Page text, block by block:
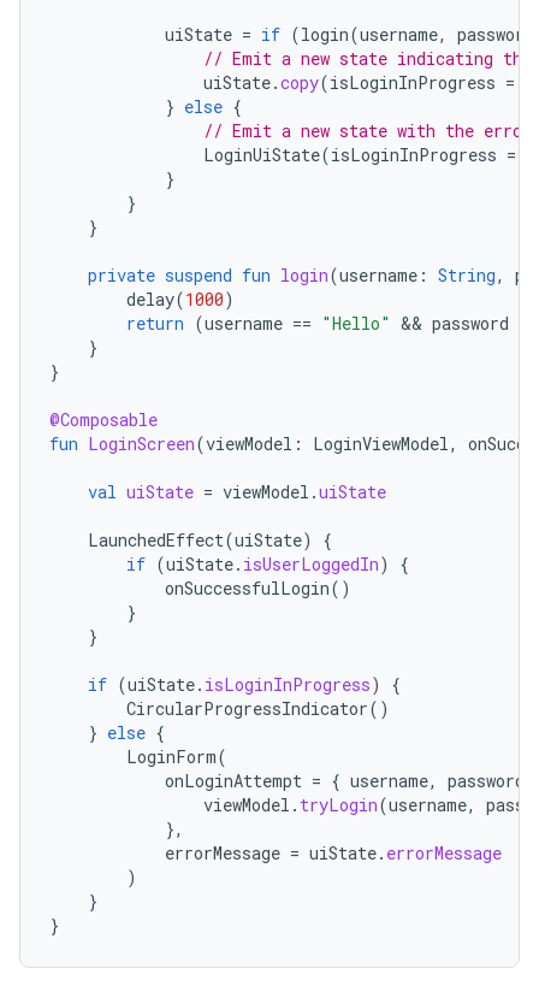
uiState = if (login(username, password
// Emit a new state indicating
uiState.copy(isLoginInProgress =
} else {
// Emit a new state with the error
LoginUiState(isLoginInProgress =
}
}
}
private suspend fun login(username : String,
delay(1000)
return (username == "Hello" && password
}
}
@Composable
fun LoginScreen(viewModel : LoginViewModel,
val uiState = viewModel .uiState
LaunchedEffect(uiState)
{
if (uiState. isUserLoggedIn)
{
onSuccessfulLogin()
}
}
if (uiState. isLoginInProgress)
{
CircularProgressIndicator()
} else {
LoginForm(
onLoginAttempt = { username, password
viewModel . tryLogin(username,
},
errorMessage = uiState. errorMessage
)
}
}